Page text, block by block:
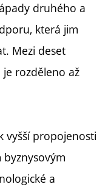
druhého a
která jim
Mezi deset
rozděleno až
vyšší propojenosti
a